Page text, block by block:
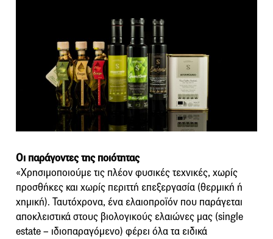
Οι παράγοντες της ποιότητας
«Χρησιμοποιούμε τις πλέον φυσικές τεχνικές, χωρίς
προσθήκες και χωρίς περιττή επεξεργασία (θερμική ή
χημική). Ταυτόχρονα, ένα ελαιοπροϊόν που παράγεται
αποκλειστικά στους βιολογικούς ελαιώνες μας (single
estate – ιδιοπαραγόμενο) φέρει όλα τα ειδικά